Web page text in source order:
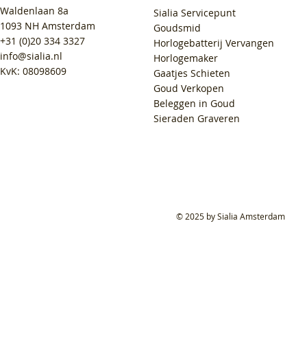
Waldenlaan 8a
1093 NH Amsterdam
+31 (0)20 334 3327
info@sialia.nl
KvK: 08098609
Sialia Servicepunt
Goudsmid
Horlogebatterij Vervangen
Horlogemaker
Gaatjes Schieten
Goud Verkopen
Beleggen in Goud
Sieraden Graveren
© 2025 by Sialia Amsterdam